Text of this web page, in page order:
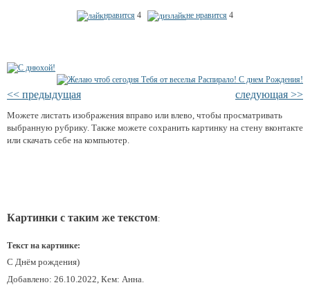
нравится 4 не нравится 4
<< предыдущая следующая >>
Можете листать изображения вправо или влево, чтобы просматривать
выбранную рубрику. Также можете сохранить картинку на стену вконтакте
или скачать себе на компьютер.
Картинки с таким же текстом:
Текст на картинке:
С Днём рождения)
Добавлено: 26.10.2022, Кем: Анна.